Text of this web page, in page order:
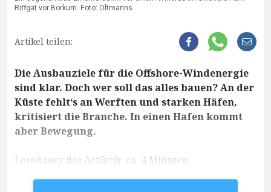
Riffgat vor Borkum. Foto: Oltmanns
Artikel teilen:
Die Ausbauziele für die Offshore-Windenergie
sind klar. Doch wer soll das alles bauen? An der
Küste fehlt‘s an Werften und starken Häfen,
kritisiert die Branche. In einen Hafen kommt
aber Bewegung.
Lesedauer des Artikels: ca. 4 Minuten